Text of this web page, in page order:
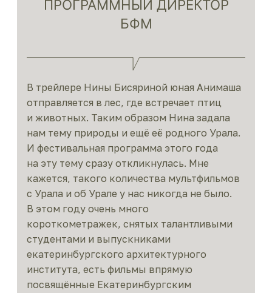
ПРОГРАММНЫЙ ДИРЕКТОР
БФМ
В трейлере Нины Бисяриной юная Анимаша
отправляется в лес, где встречает птиц
и животных. Таким образом Нина задала
нам тему природы и ещё её родного Урала.
И фестивальная программа этого года
на эту тему сразу откликнулась. Мне
кажется, такого количества мультфильмов
с Урала и об Урале у нас никогда не было.
В этом году очень много
короткометражек, снятых талантливыми
студентами и выпускниками
екатеринбургского архитектурного
института, есть фильмы впрямую
посвящённые Екатеринбургским